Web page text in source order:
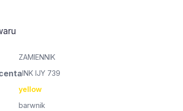
ZAMIENNIK
INK IJY 739
yellow
barwnik